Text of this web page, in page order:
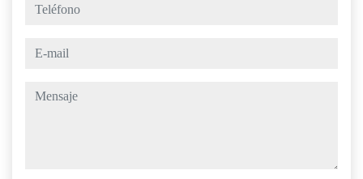
teléfono
e-mail
mensaje